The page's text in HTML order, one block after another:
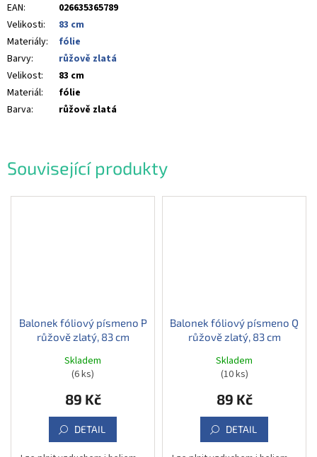
Související produkty
Balonek fóliový písmeno P
růžově zlatý, 83 cm
Skladem
(6 ks)
89 Kč
DETAIL
Balonek fóliový písmeno Q
růžově zlatý, 83 cm
Skladem
(10 ks)
89 Kč
DETAIL
EAN:
026635365789
Velikosti:
83 cm
Materiály:
fólie
Barvy:
růžově zlatá
Velikost:
83 cm
Materiál:
fólie
Barva: růžově zlatá